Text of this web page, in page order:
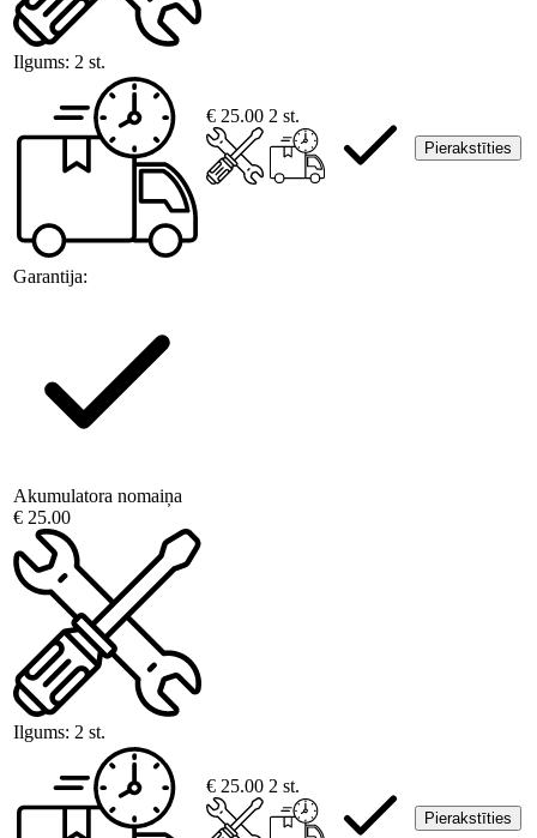
Ilgums: 2 st.
Garantija:
€ 25.00 2 st.
Pierakstīties
Akumulatora nomaiņa
€ 25.00
Ilgums: 2 st.
€ 25.00 2 st.
Pierakstīties